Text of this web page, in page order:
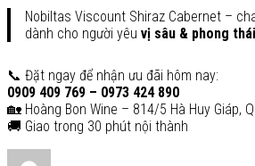
Nobiltas Viscount Shiraz Cabernet –
dành cho người yêu vị sâu & phong
📞 Đặt ngay để nhận ưu đãi hôm nay:
0909 409 769 – 0973 424 890
🏡 Hoàng Bon Wine – 814/5 Hà Huy Giáp,
🚚 Giao trong 30 phút nội thành